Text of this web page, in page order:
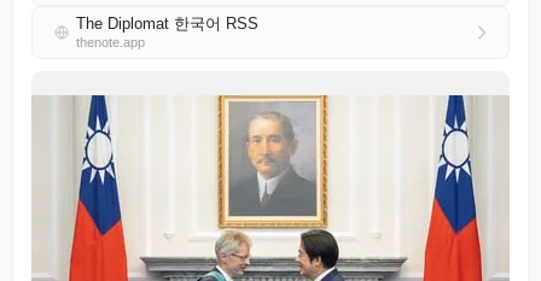
The Diplomat 한국어 RSS
thenote.app